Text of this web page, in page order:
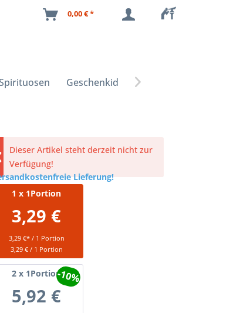
0,00 € *
Geschenkideen
Dieser Artikel steht derzeit nicht zur
Verfügung!
1 x 1Portion
3,29 €
3,29 €* / 1 Portion
3,29 € / 1 Portion
2 x 1Portion
5,92 €
-10%
Lieferung!